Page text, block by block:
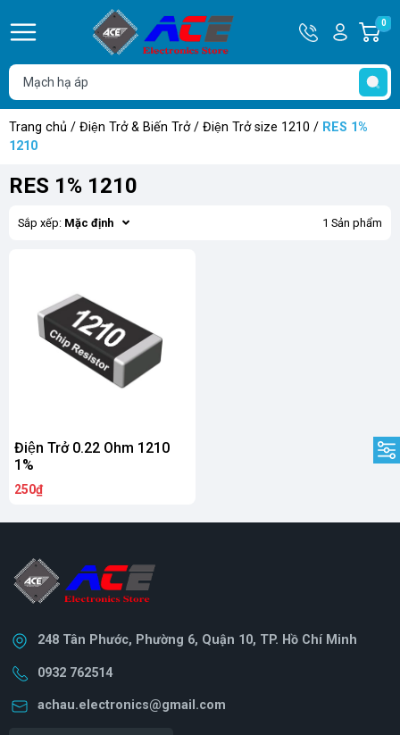
Hotline
0932
762514
Tài
khoản
Hello,
Khách
0
Trang chủ / Điện Trở & Biến Trở/ Điện Trở size 1210 / RES 1%
1210
RES 1% 1210
Sắp xếp: Mặc định 1 Sản phẩm
Điện Trở 0.22 Ohm 1210
1%
250₫
248 Tân Phước, Phường 6, Quận 10, TP. Hồ Chí Minh
0932 762514
achau.electronics@gmail.com